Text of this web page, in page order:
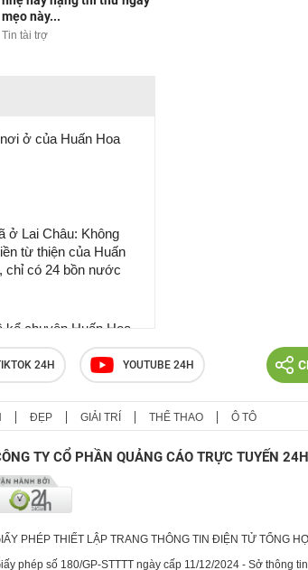
mẹo này...
Tin tài trợ
ở của Huấn Hoa
ở Lai Châu: Không
từ thiện của Huấn
chỉ có 24 bồn nước
kể chuyện Huấn Hoa
Sky, Vua Quạt,
24H YOUTUBE 24H
ĐẸP GIẢI TRÍ THỂ THAO Ô TÔ
TY CỔ PHẦN QUẢNG CÁO TRỰC TUYẾN 24H
PHÉP THIẾT LẬP TRANG THÔNG TIN ĐIỆN TỬ TỔNG
phép số 180/GP-STTTT ngày cấp 11/12/2024 - Sở thông